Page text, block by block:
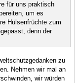
für uns praktisch
um es
Hülsenfrüchte zum
denn der
zu
Nehmen wir mal an
wir würden